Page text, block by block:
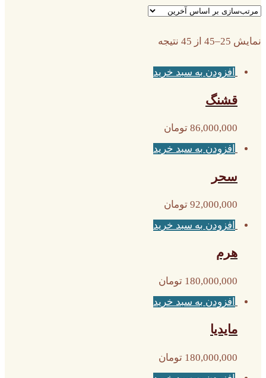
نمایش 25–45 از 45 نتیجه
افزودن به سبد خرید
قشنگ
86,000,000 تومان
افزودن به سبد خرید
سحر
92,000,000 تومان
افزودن به سبد خرید
هرم
180,000,000 تومان
افزودن به سبد خرید
مایدیا
180,000,000 تومان